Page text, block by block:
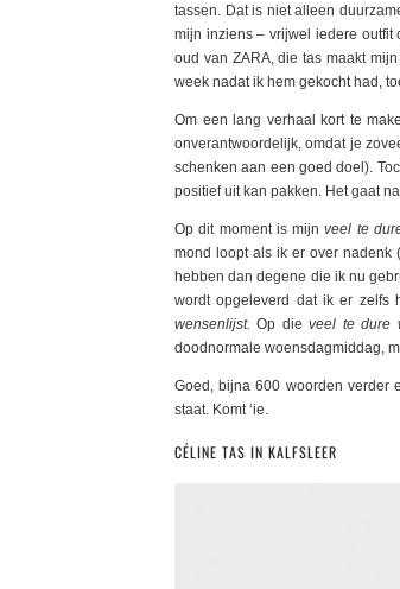
tassen. Dat is niet alleen
mijn inziens – vrijwel iedere outfit
oud van ZARA, die tas maakt
week nadat ik hem gekocht had,
Om een lang verhaal kort te
onverantwoordelijk, omdat je
schenken aan een goed doel).
positief uit kan pakken. Het gaat
Op dit moment is mijnveel te
mond loopt als ik er over nadenk
hebben dan degene die ik nu
wordt opgeleverd dat ik er
wensenlijst.Op die veel te dure
doodnormale woensdagmiddag,
Goed, bijna 600 woorden verder
staat. Komt ‘ie.
CÉLINE TAS IN KALFSLEER